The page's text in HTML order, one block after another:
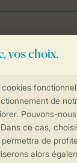
ligne rapides
Center.